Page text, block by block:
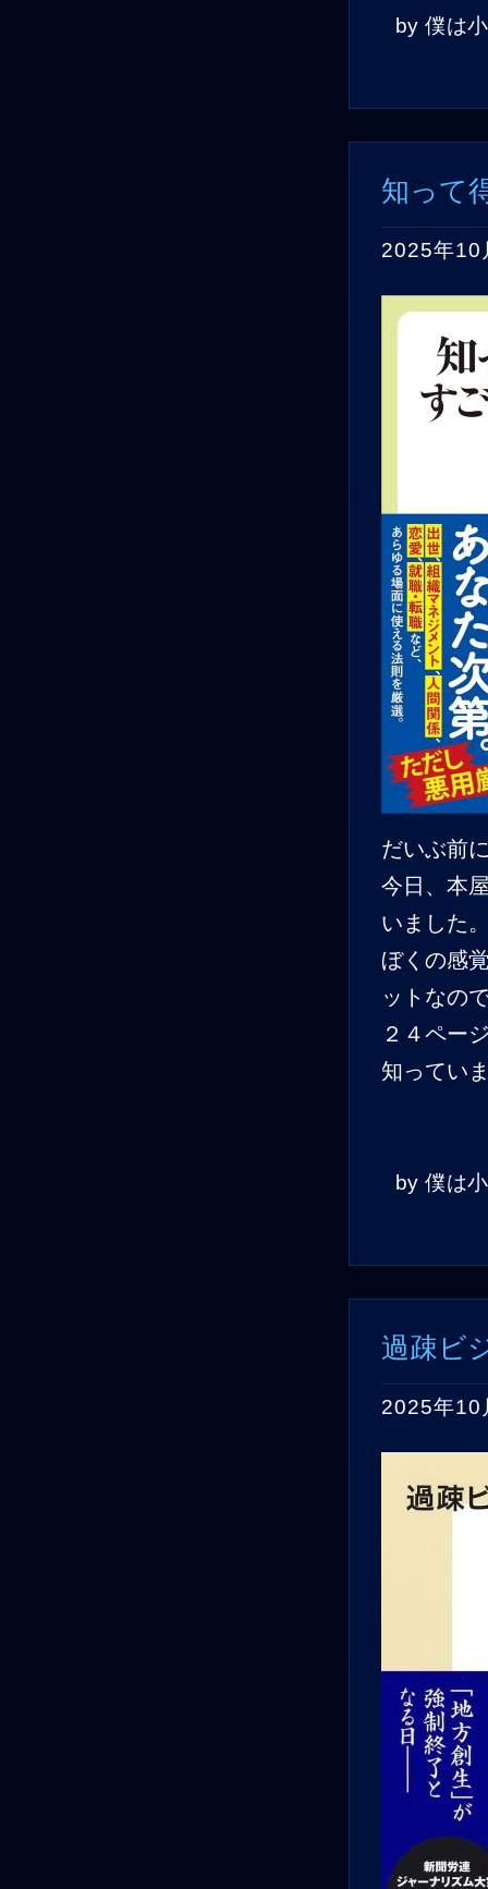
by 僕は
知って
2025年10
だいぶ前
今日、本
いました
ぼくの感
ットなの
２４ペー
知ってい
by 僕は
過疎ビ
2025年10